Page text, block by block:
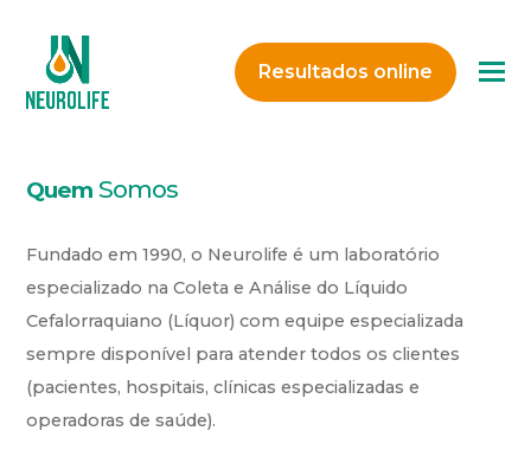
Resultados online
Quem Somos
Fundado em 1990, o Neurolife é um laboratório
especializado na Coleta e Análise do Líquido
Cefalorraquiano (Líquor) com equipe especializada
sempre disponível para atender todos os clientes
(pacientes, hospitais, clínicas especializadas e
operadoras de saúde).